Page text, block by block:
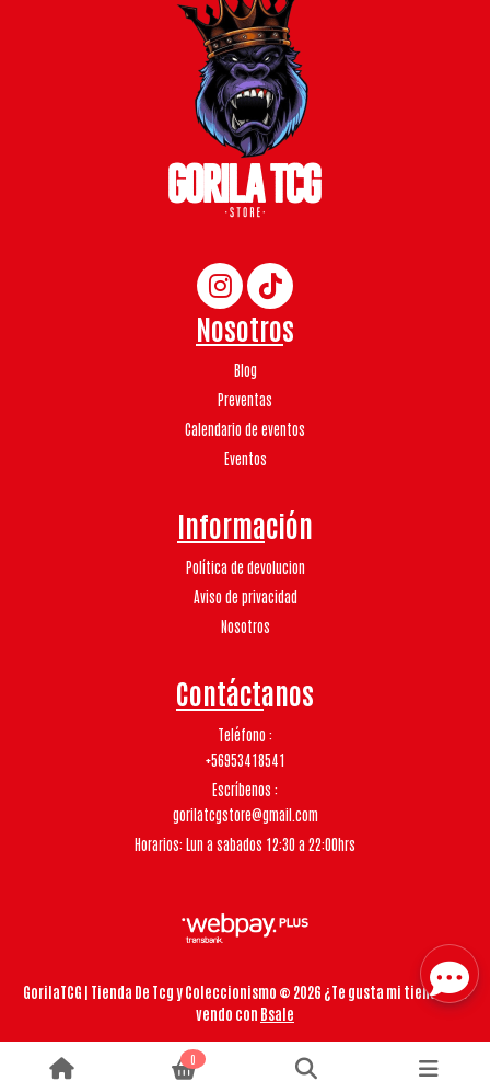
Nosotros
Blog
Preventas
Calendario de eventos
Eventos
Información
Política de devolucion
Aviso de privacidad
Nosotros
Contáctanos
Teléfono
+56953418541
Escríbenos
gorilatcgstore@gmail.com
Horarios: Lun a sabados 12:30 a 22:00hrs
GorilaTCG | Tienda De Tcg y Coleccionismo © 2026 ¿Te gusta mi tienda? Yo
vendo con Bsale
0